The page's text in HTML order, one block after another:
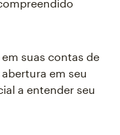
suas contas de
em seu
a entender seu